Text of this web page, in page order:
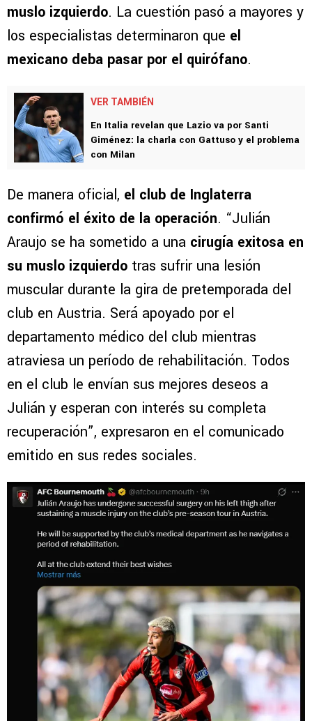
muslo izquierdo. La cuestión pasó a mayores y
los especialistas determinaron que el
mexicano deba pasar por el quirófano.
VER TAMBIÉN
En Italia revelan que Lazio va por Santi
Giménez: la charla con Gattuso y el problema
con Milan
De manera oficial, el club de Inglaterra
confirmó el éxito de la operación. “Julián
Araujo se ha sometido a una cirugía exitosa en
su muslo izquierdo tras sufrir una lesión
muscular durante la gira de pretemporada del
club en Austria. Será apoyado por el
departamento médico del club mientras
atraviesa un período de rehabilitación. Todos
en el club le envían sus mejores deseos a
Julián y esperan con interés su completa
recuperación”, expresaron en el comunicado
emitido en sus redes sociales.